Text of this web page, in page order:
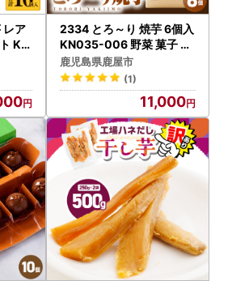
ている方は、「@city.kanoya.lg.jp」
」からのメールが受信できるよう
。
請書送付先】
ま市加世田本町41-7
納税サポートセンター 宛
ップ特例申請受付を外部委託してい
レア
KN
キ
2334 とろ～り 焼芋 6個入
KN035-006 野菜 菓子 さ
つまいも 芋
鹿児島県鹿屋市
(1)
11,000